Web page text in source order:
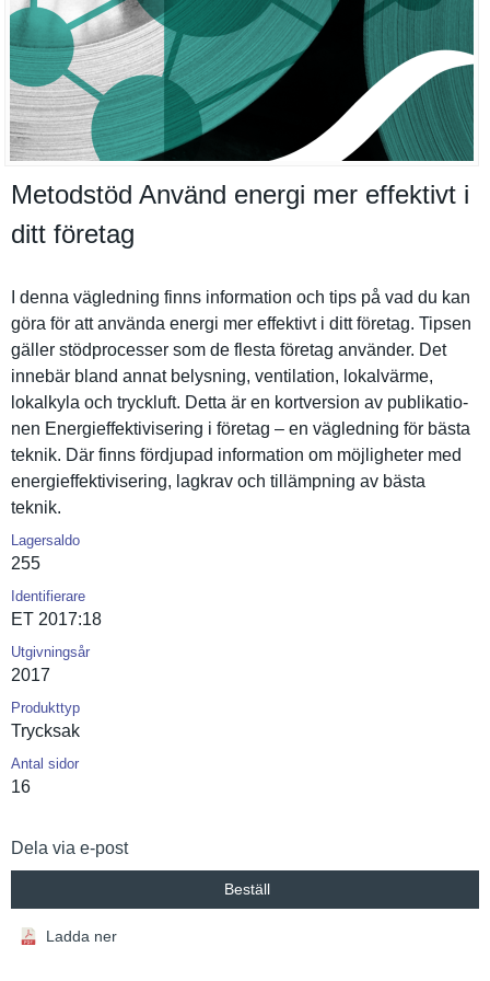
Metodstöd Använd energi mer effektivt i
ditt företag
I denna vägledning finns informatio­n och tips på vad du kan
göra för att använda energi mer effektivt i ditt företag. Tipsen
gäller stödproces­ser som de flesta företag använder. Det
innebär bland annat belysning, ventilatio­n, lokalvärme,
lokalkyla och tryckluft. Detta är en kortversio­n av publikatio­
nen Energieffe­ktiviserin­g i företag – en vägledning för bästa
teknik. Där finns fördjupad informatio­n om möjlighete­r med
energieffe­ktiviserin­g, lagkrav och tillämpnin­g av bästa
teknik.
Lagersaldo
255
Identifierare
ET 2017:18
Utgivningsår
2017
Produkttyp
Trycksak
Antal sidor
16
Dela via e-post
Beställ
Ladda ner